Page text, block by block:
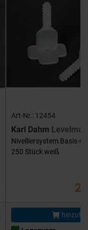
Art-Nr.: 12454
Karl Dahm Levelmac
Nivelliersystem Basis-
250 Stück weiß